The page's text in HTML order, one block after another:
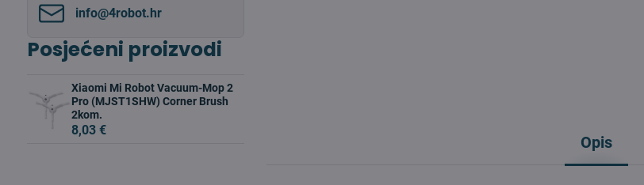
Opis
info​@4robot​.hr
Posjećeni proizvodi
Xiaomi Mi Robot Vacuum-Mop 2
Pro (MJST1SHW) Corner Brush
2kom.
8,03 €